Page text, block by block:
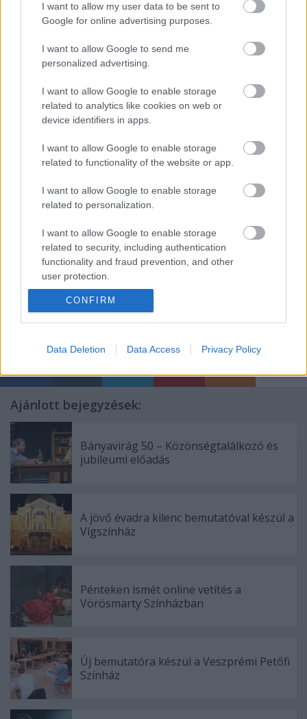
I want to allow my user data to be sent to
Google for online advertising purposes.
I want to allow Google to send me
personalized advertising.
I want to allow Google to enable storage
related to analytics like cookies on web or
device identifiers in apps.
I want to allow Google to enable storage
related to functionality of the website or app.
I want to allow Google to enable storage
related to personalization.
I want to allow Google to enable storage
related to security, including authentication
functionality and fraud prevention, and other
user protection.
CONFIRM
Data Deletion Data Access Privacy Policy
megcsillogtatott művészi eszközeivel.
Hangszínváltásaival, hangjának mélységével és
magasságaival, aprólékosan kidolgozott ironikus
mimikájával, magával ragadó gesztusaival. Pedig újra
és sokadszorra is elővett és „újrajátszott"
Szókratészében, pályájának eme emblematikus nagy
szerepében Haumann nem tesz mást, „csak"
maximálisan azonosul a megformált figurával, érzékivé
teszi az antik bölcseletet, formát ad a szofisztikált
észjárásnak, pontosan érzékeli és kiaknázza a tér s az
idő koordinátáit”- írta Kovács Dezső.
Az előadásra jegyek válthatók online a
színház jegypénztáraiban valamint az előadás előtt
egy órával a helyszínen.
Ajánlott bejegyzések:
Bányavirág 50 – Közönségtalálkozó és
jubileumi előadás
A jövő évadra kilenc bemutatóval készül a
Vígszínház
Pénteken ismét online vetítés a
Vörösmarty Színházban
Új bemutatóra készül a Veszprémi Petőfi
Színház